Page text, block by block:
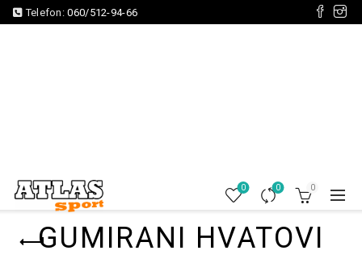
Telefon:060/512-94-66
0 0 0
GUMIRANI HVATOVI